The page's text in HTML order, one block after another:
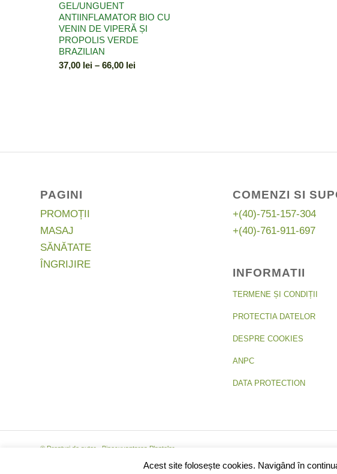
GEL/UNGUENT
ANTIINFLAMATOR BIO CU
VENIN DE VIPERĂ ȘI
PROPOLIS VERDE
BRAZILIAN
37,00 lei – 66,00 leiInterval
66,00 lei
PAGINI
PROMOȚII
MASAJ
SĂNĂTATE
ÎNGRIJIRE
COMENZI SI
+(40)-751-157-304
+(40)-761-911-697
INFORMATII
TERMENE ȘI CONDIȚII
PROTECTIA DATELOR
DESPRE COOKIES
ANPC
DATA PROTECTION
© Drepturi de autor - Binecuvantarea Plantelor
Acest site folosește cookies. Navigând în